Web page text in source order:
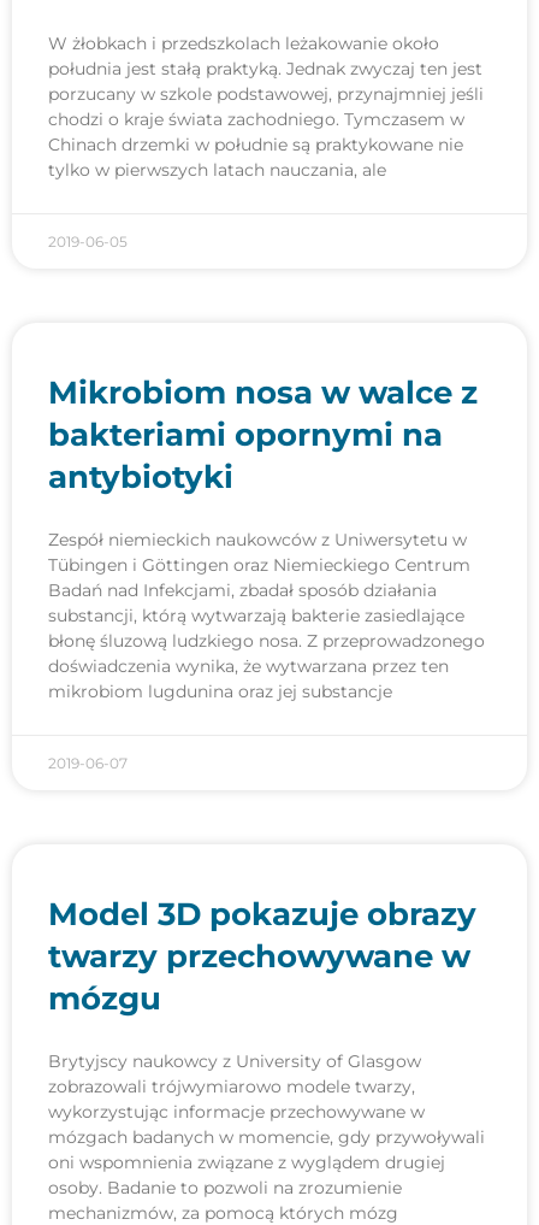
W żłobkach i przedszkolach leżakowanie około
południa jest stałą praktyką. Jednak zwyczaj ten jest
porzucany w szkole podstawowej, przynajmniej jeśli
chodzi o kraje świata zachodniego. Tymczasem w
Chinach drzemki w południe są praktykowane nie
tylko w pierwszych latach nauczania, ale
2019-06-05
Mikrobiom nosa w walce z
bakteriami opornymi na
antybiotyki
Zespół niemieckich naukowców z Uniwersytetu w
Tübingen i Göttingen oraz Niemieckiego Centrum
Badań nad Infekcjami, zbadał sposób działania
substancji, którą wytwarzają bakterie zasiedlające
błonę śluzową ludzkiego nosa. Z przeprowadzonego
doświadczenia wynika, że wytwarzana przez ten
mikrobiom lugdunina oraz jej substancje
2019-06-07
Model 3D pokazuje obrazy
twarzy przechowywane w
mózgu
Brytyjscy naukowcy z University of Glasgow
zobrazowali trójwymiarowo modele twarzy,
wykorzystując informacje przechowywane w
mózgach badanych w momencie, gdy przywoływali
oni wspomnienia związane z wyglądem drugiej
osoby. Badanie to pozwoli na zrozumienie
mechanizmów, za pomocą których mózg